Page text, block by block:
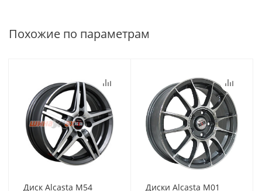
Похожие по параметрам
Диск Alcasta M54
Диски Alcasta M01